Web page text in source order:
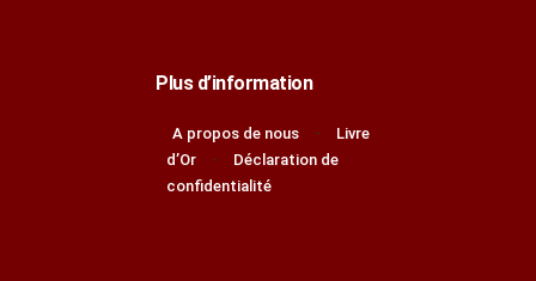
Plus d’information
A propos de nous
Livre
d’Or
Déclaration de
confidentialité